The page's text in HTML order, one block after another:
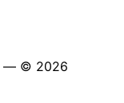
— © 2026